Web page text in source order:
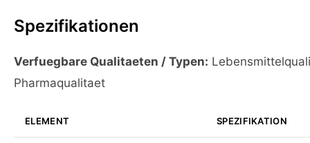
Spezifikationen
Verfuegbare Qualitaeten / Typen:
Pharmaqualitaet
ELEMENT SPEZIFIKATION